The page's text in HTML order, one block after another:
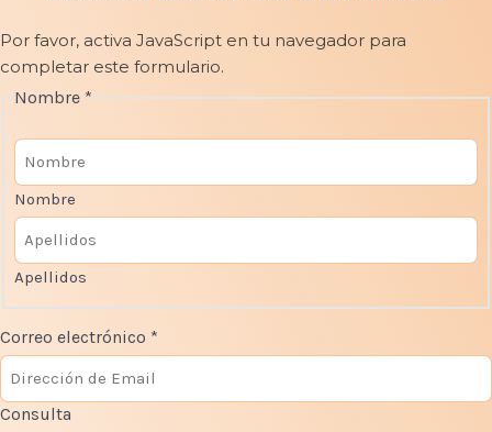
Por favor, activa JavaScript en tu navegador para
completar este formulario.
C
l
l
s
Nombre *
Nombre
Apellidos
Correo electrónico *
Consulta